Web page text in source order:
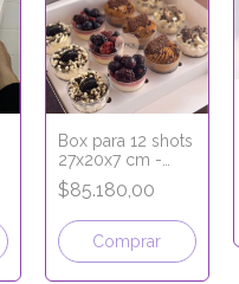
Box para 12 shots
27x20x7 cm -
LÍNEA PREMIUM
$85.180,00
Comprar